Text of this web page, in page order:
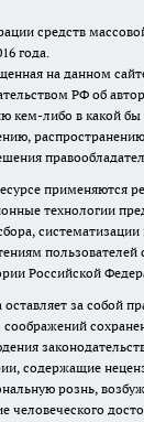
средств
года.
на данном
РФ об
кем-либо в какой
применяются
технологии
систематизации
пользователей
Российской
за собой
содержащие
рознь,
человеческого